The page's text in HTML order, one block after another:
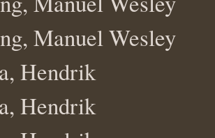
Manuel Wesley
Hendrik
Hendrik